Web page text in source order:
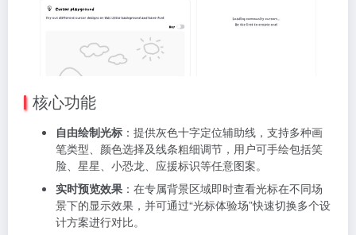
核心功能
自由绘制光标 ：提供灰色十字定位辅助线，支持多种画
笔类型、颜色选择及线条粗细调节，用户可手绘包括笑
脸、星星、小恐龙、应援标识等任意图案。
实时预览效果 ：在专属背景区域即时查看光标在不同场
景下的显示效果，并可通过“光标体验场”快速切换多个设
计方案进行对比。